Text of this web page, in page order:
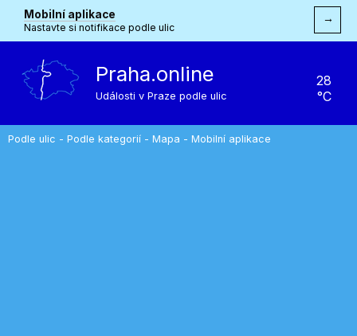
Mobilní aplikace
Nastavte si notifikace podle ulic
→
Praha.online
Události v Praze podle ulic
28
°C
Podle ulic - Podle kategorií - Mapa - Mobilní aplikace